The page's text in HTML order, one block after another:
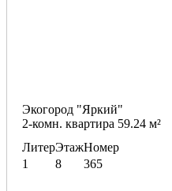
Экогород "Яркий"
2-комн. квартира 59.24 м²
Литер
1
Этаж
8
Номер
365